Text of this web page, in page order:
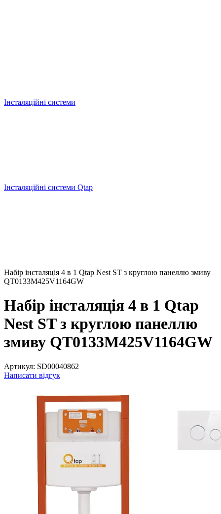
Інсталяційні системи
Інсталяційні системи Qtap
Набір інсталяція 4 в 1 Qtap Nest ST з круглою панеллю змиву
QT0133M425V1164GW
Набір інсталяція 4 в 1 Qtap
Nest ST з круглою панеллю
змиву QT0133M425V1164GW
Артикул: SD00040862
Написати відгук